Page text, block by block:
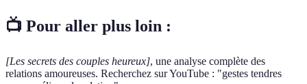
📺 Pour aller plus loin :
[Les secrets des couples heureux], une analyse complète des
relations amoureuses. Recherchez sur YouTube : "gestes tendres